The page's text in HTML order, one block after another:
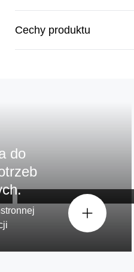
Cechy produktu
Adaptacja w zakresie
do